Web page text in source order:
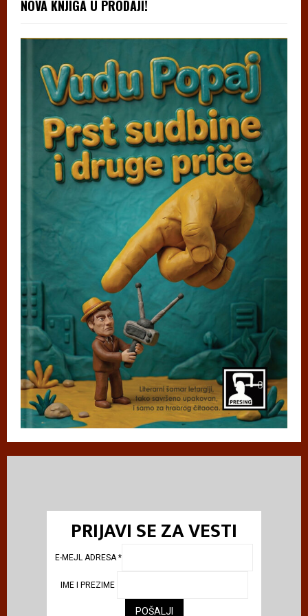
NOVA KNJIGA U PRODAJI!
PRIJAVI SE ZA VESTI
E-MEJL ADRESA*
IME I PREZIME